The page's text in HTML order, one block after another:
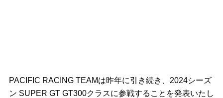
PACIFIC RACING TEAMは昨年に引き続き、2024シーズ
ン SUPER GT GT300クラスに参戦することを発表いたし